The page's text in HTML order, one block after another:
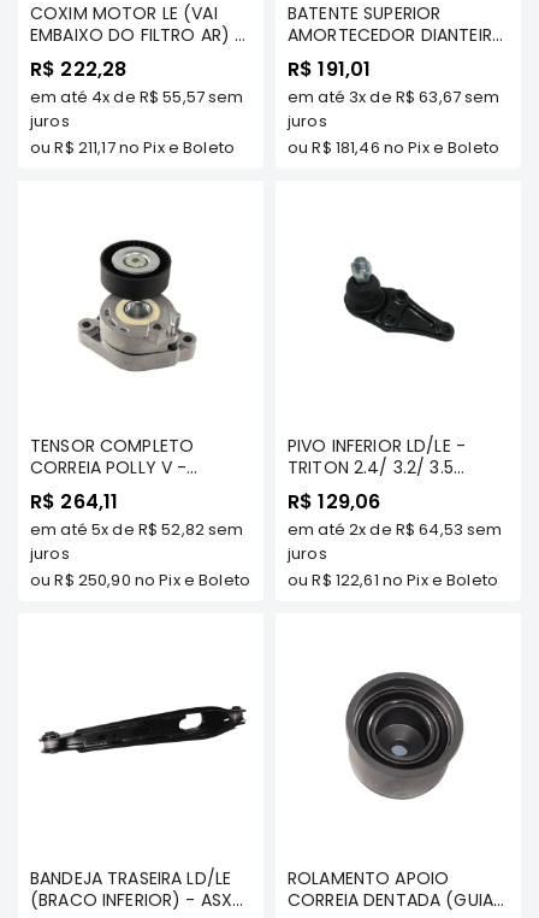
FREMAX
DS
MAGNETI
NAKATA
EKSTRON
FRAS-
LE
CONTITECH
NGK
FAMA
TR4
Sport
e
COXIM MOTOR LE (VAI
EMBAIXO DO FILTRO AR) -
ASX 2.0 16V 4X4 (EXCETO
4X2) /OUTLANDER 3.0/ 2.4
4X4 TDS MODELOS 2007
A 2013 (EXCETO NEW
OUTLANDER) - TENACITY -
R$ 222,28
em até 4xde R$ 55,57sem
juros
ouR$ 211,17no Pix e Boleto
BATENTE SUPERIOR
AMORTECEDOR DIANTEIRO
C/ ROLAMENTO - AIRTREK
2003 A 2008 TODOS OS
MODELOS/ SPACE WAGON
95 A 00 - TENACITY -
ASMMI1008K
R$ 191,01
em até 3xde R$ 63,67sem
juros
ouR$ 181,46 no Pix e Boleto
TENSOR COMPLETO
CORREIA POLLY V -
OUTLANDER 3.0 V6 24V
GASOLINA 2007 A 2024
TODOS MODELOS -
TENACITY - 1345A031
R$ 264,11
em até 5xde R$ 52,82sem
juros
ouR$ 250,90 no Pix e Boleto
PIVO INFERIOR LD/LE -
TRITON 2.4/ 3.2/ 3.5
TODAS 2007 A 2019
(GASOLINA/ FLEX OU
DIESEL)/ PAJERO DAKAR
TDS/ PAJERO FULL 2001 A
2024 TODAS DIESEL OU
R$ 129,06
em até 2xde R$ 64,53 sem
juros
ouR$ 122,61 no Pix e Boleto
BANDEJA TRASEIRA LD/LE
(BRACO INFERIOR) - ASX
ROLAMENTO APOIO
CORREIA DENTADA (GUIA